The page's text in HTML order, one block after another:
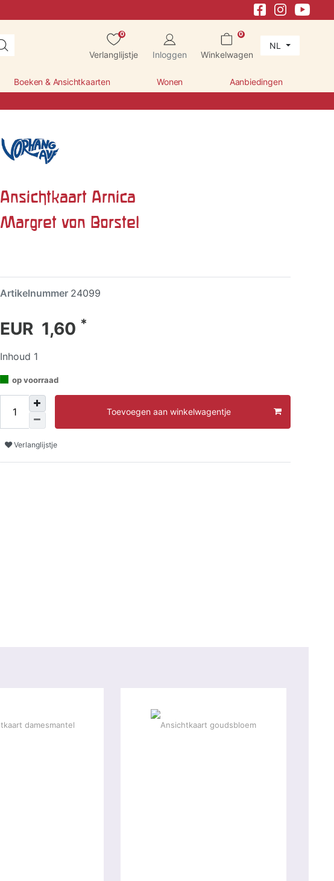
0
Verlanglijstje Inloggen
0
Winkelwagen
NL
Boeken & Ansichtkaarten Wonen Aanbiedingen
Ansichtkaart Arnica
Margret von Borstel
Artikelnummer 24099
EUR 1,60 *
Inhoud 1
op voorraad
Toevoegen aan winkelwagentje
Verlanglijstje